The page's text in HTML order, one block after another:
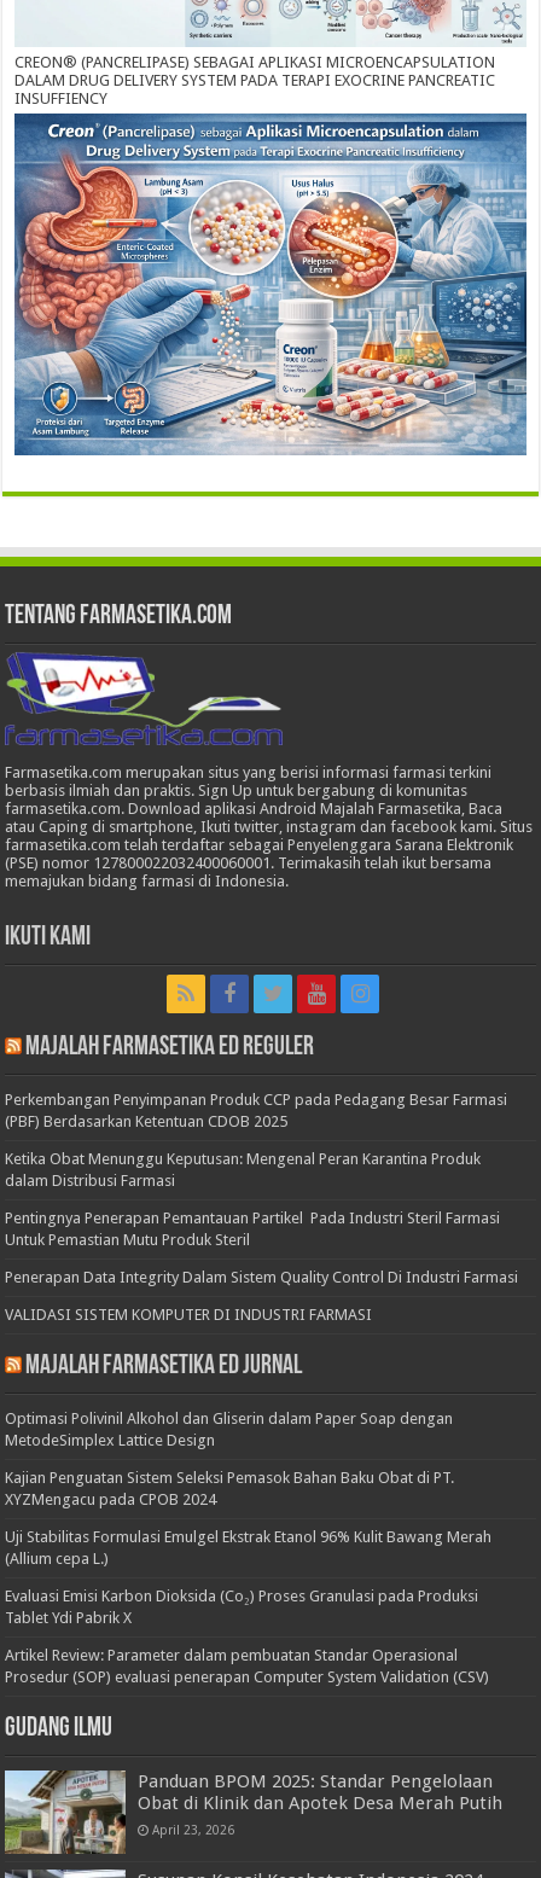
CREON® (PANCRELIPASE) SEBAGAI APLIKASI MICROENCAPSULATION
DALAM DRUG DELIVERY SYSTEM PADA TERAPI EXOCRINE PANCREATIC
INSUFFIENCY
Tentang Farmasetika.com
Farmasetika.com merupakan situs yang berisi informasi farmasi terkini
berbasis ilmiah dan praktis. Sign Up untuk bergabung di komunitas
farmasetika.com. Download aplikasi Android Majalah Farmasetika, Baca
atau Caping di smartphone, Ikuti twitter, instagram dan facebook kami. Situs
farmasetika.com telah terdaftar sebagai Penyelenggara Sarana Elektronik
(PSE) nomor 127800022032400060001. Terimakasih telah ikut bersama
memajukan bidang farmasi di Indonesia.
Ikuti Kami
Majalah Farmasetika Ed Reguler
Perkembangan Penyimpanan Produk CCP pada Pedagang Besar Farmasi
(PBF) Berdasarkan Ketentuan CDOB 2025
Ketika Obat Menunggu Keputusan: Mengenal Peran Karantina Produk
dalam Distribusi Farmasi
Pentingnya Penerapan Pemantauan Partikel Pada Industri Steril Farmasi
Untuk Pemastian Mutu Produk Steril
Penerapan Data Integrity Dalam Sistem Quality Control Di Industri Farmasi
VALIDASI SISTEM KOMPUTER DI INDUSTRI FARMASI
Majalah Farmasetika Ed Jurnal
Optimasi Polivinil Alkohol dan Gliserin dalam Paper Soap dengan
MetodeSimplex Lattice Design
Kajian Penguatan Sistem Seleksi Pemasok Bahan Baku Obat di PT.
XYZMengacu pada CPOB 2024
Uji Stabilitas Formulasi Emulgel Ekstrak Etanol 96% Kulit Bawang Merah
(Allium cepa L.)
Evaluasi Emisi Karbon Dioksida (Co₂) Proses Granulasi pada Produksi
Tablet Ydi Pabrik X
Artikel Review: Parameter dalam pembuatan Standar Operasional
Prosedur (SOP) evaluasi penerapan Computer System Validation (CSV)
Gudang Ilmu
Panduan BPOM 2025: Standar Pengelolaan
Obat di Klinik dan Apotek Desa Merah Putih
April 23, 2026